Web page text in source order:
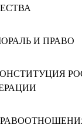
И ПРАВО